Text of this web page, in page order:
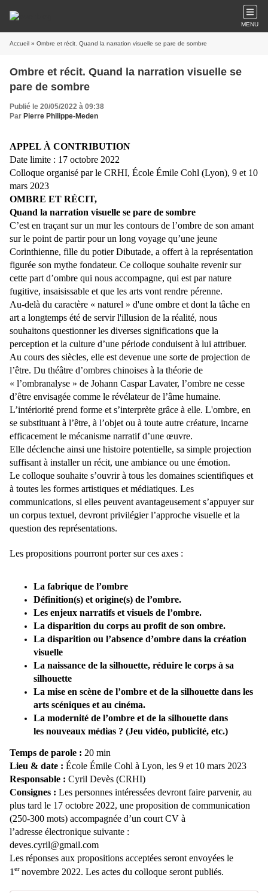
MENU
Accueil » Ombre et récit. Quand la narration visuelle se pare de sombre
Ombre et récit. Quand la narration visuelle se
pare de sombre
Publié le 20/05/2022 à 09:38
Par Pierre Philippe-Meden
APPEL À CONTRIBUTION
Date limite : 17 octobre 2022
Colloque organisé par le CRHI, École Émile Cohl (Lyon), 9 et 10
mars 2023
OMBRE ET RÉCIT,
Quand la narration visuelle se pare de sombre
C’est en traçant sur un mur les contours de l’ombre de son amant
sur le point de partir pour un long voyage qu’une jeune
Corinthienne, fille du potier Dibutade, a offert à la représentation
figurée son mythe fondateur. Ce colloque souhaite revenir sur
cette part d’ombre qui nous accompagne, qui est par nature
fugitive, insaisissable et que les arts vont rendre pérenne.
Au-delà du caractère « naturel » d'une ombre et dont la tâche en
art a longtemps été de servir l'illusion de la réalité, nous
souhaitons questionner les diverses significations que la
perception et la culture d’une période conduisent à lui attribuer.
Au cours des siècles, elle est devenue une sorte de projection de
l’être. Du théâtre d’ombres chinoises à la théorie de
« l’ombranalyse » de Johann Caspar Lavater, l’ombre ne cesse
d’être envisagée comme le révélateur de l’âme humaine.
L’intériorité prend forme et s’interprète grâce à elle. L'ombre, en
se substituant à l’être, à l’objet ou à toute autre créature, incarne
efficacement le mécanisme narratif d’une œuvre.
Elle déclenche ainsi une histoire potentielle, sa simple projection
suffisant à installer un récit, une ambiance ou une émotion.
Le colloque souhaite s’ouvrir à tous les domaines scientifiques et
à toutes les formes artistiques et médiatiques. Les
communications, si elles peuvent avantageusement s’appuyer sur
un corpus textuel, devront privilégier l’approche visuelle et la
question des représentations.
Les propositions pourront porter sur ces axes :
La fabrique de l’ombre
Définition(s) et origine(s) de l’ombre.
Les enjeux narratifs et visuels de l’ombre.
La disparition du corps au profit de son ombre.
La disparition ou l’absence d’ombre dans la création
visuelle
La naissance de la silhouette, réduire le corps à sa
silhouette
La mise en scène de l’ombre et de la silhouette dans les
arts scéniques et au cinéma.
La modernité de l’ombre et de la silhouette dans
les nouveaux médias ? (Jeu vidéo, publicité, etc.)
Temps de parole : 20 min
Lieu & date : École Émile Cohl à Lyon, les 9 et 10 mars 2023
Responsable : Cyril Devès (CRHI)
Consignes : Les personnes intéressées devront faire parvenir, au
plus tard le 17 octobre 2022, une proposition de communication
(250-300 mots) accompagnée d’un court CV à
l’adresse électronique suivante :
deves.cyril@gmail.com
Les réponses aux propositions acceptées seront envoyées le
1 er novembre 2022. Les actes du colloque seront publiés.